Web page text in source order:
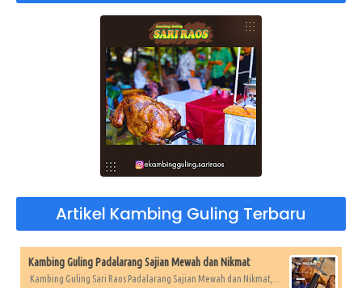
Artikel Kambing Guling Terbaru
Kambing Guling Padalarang Sajian Mewah dan Nikmat
Kambing Guling Sari Raos Padalarang Sajian Mewah dan Nikmat,...